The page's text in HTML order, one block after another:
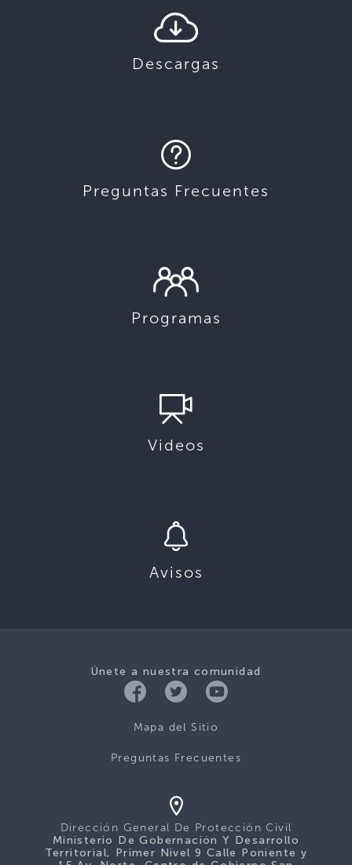
Descargas
Preguntas Frecuentes
Programas
Videos
Avisos
Únete a nuestra comunidad
Mapa del Sitio
Preguntas Frecuentes
Dirección General De Protección Civil
Ministerio De Gobernación Y Desarrollo
Territorial, Primer Nivel 9 Calle Poniente y